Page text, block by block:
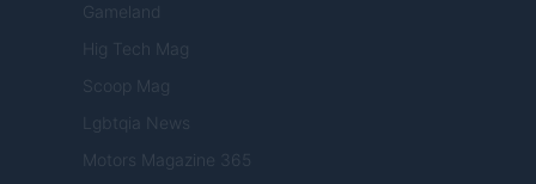
Gameland
Hig Tech Mag
Scoop Mag
Lgbtqia News
Motors Magazine 365